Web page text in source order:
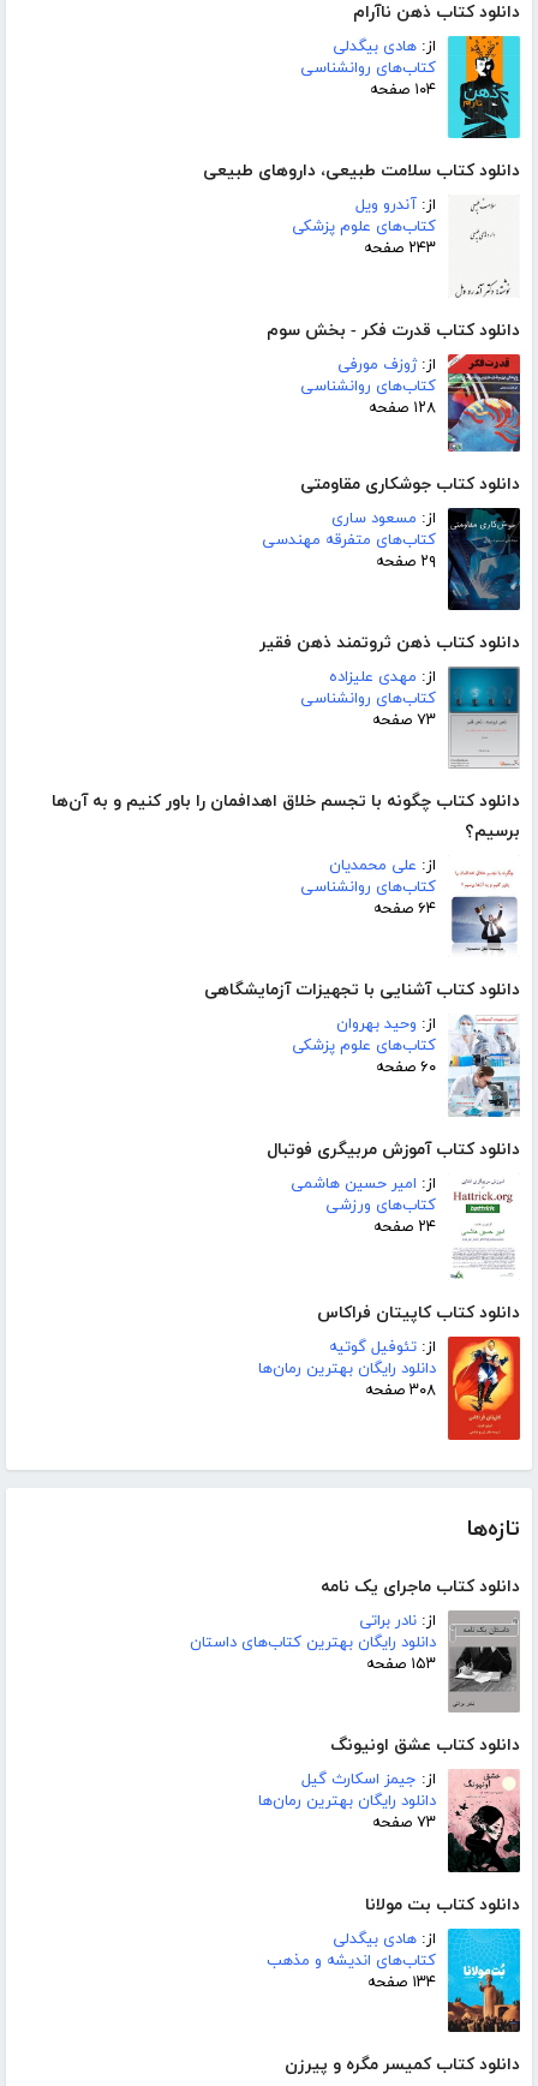
دانلود کتاب ذهن ناآرام
از: هادی بیگدلی
کتاب‌های روانشناسی
۱۰۴ صفحه
دانلود کتاب سلامت طبیعی، داروهای طبیعی
از: آندرو ویل
کتاب‌های علوم پزشکی
۲۴۳ صفحه
دانلود کتاب قدرت فکر - بخش سوم
از:ژوزف مورفی
کتاب‌های روانشناسی
۱۲۸ صفحه
دانلود کتاب جوشکاری مقاومتی
از: مسعود ساری
کتاب‌های متفرقه مهندسی
۲۹ صفحه
دانلود کتاب ذهن ثروتمند ذهن فقیر
از: مهدی علیزاده
کتاب‌های روانشناسی
۷۳ صفحه
دانلود کتاب چگونه با تجسم خلاق اهدافمان را باور کنیم و به آن‌ها
برسیم؟
از: علی محمدیان
کتاب‌های روانشناسی
۶۴ صفحه
دانلود کتاب آشنایی با تجهیزات آزمایشگاهی
از: وحید بهروان
کتاب‌های علوم پزشکی
۶۰ صفحه
دانلود کتاب آموزش مربیگری فوتبال
از: امیر حسین هاشمی
کتاب‌های ورزشی
۲۴ صفحه
دانلود کتاب کاپیتان فراکاس
از: تئوفیل گوتیه
دانلود رایگان بهترین رمان‌ها
۳۰۸ صفحه
تازه‌ها
دانلود کتاب ماجرای یک نامه
از: نادر براتی
دانلود رایگان بهترین کتاب‌های داستان
۱۵۳ صفحه
دانلود کتاب عشق اونیونگ
از: جیمز اسکارث گیل
دانلود رایگان بهترین رمان‌ها
۷۳ صفحه
دانلود کتاب بت مولانا
از: هادی بیگدلی
کتاب‌های اندیشه و مذهب
۱۳۴ صفحه
دانلود کتاب کمیسر مگره و پیرزن